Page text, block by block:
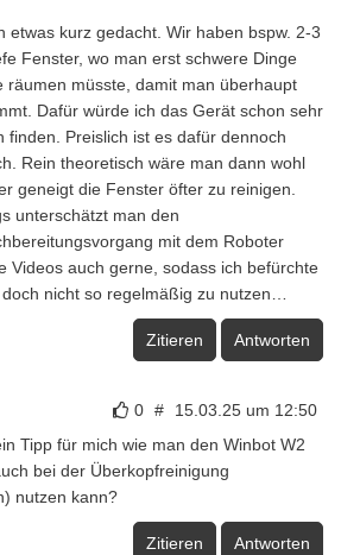
etwas kurz gedacht. Wir haben bspw. 2-3
Fenster, wo man erst schwere Dinge
räumen müsste, damit man überhaupt
Dafür würde ich das Gerät schon sehr
finden. Preislich ist es dafür dennoch
Rein theoretisch wäre man dann wohl
geneigt die Fenster öfter zu reinigen.
unterschätzt man den
mit dem Roboter
Videos auch gerne, sodass ich befürchte
nicht so regelmäßig zu nutzen…
Zitieren Antworten
0 # 15.03.25 um 12:50
Tipp für mich wie man den Winbot W2
bei der Überkopfreinigung
nutzen kann?
Zitieren Antworten